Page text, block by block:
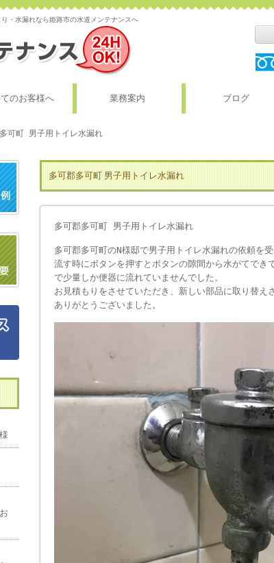
水漏れなら姫路市の水道メンテナンスへ
のお客様へ 業務案内 ブログ
可町 男子用トイレ水漏れ
多可郡多可町 男子用トイレ水漏れ
多可郡多可町 男子用トイレ水漏れ
多可郡多可町のN様邸で男子用トイレ水漏れの依頼を
流す時にボタンを押すとボタンの隙間から水がてで
で少量しか便器に流れていませんでした。
お見積もりをさせていただき、新しい部品に取り替え
ありがとうございました。